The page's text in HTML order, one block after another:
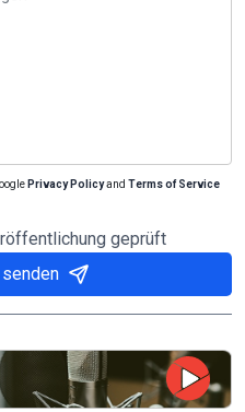
Privacy Policyand Terms of Service
geprüft